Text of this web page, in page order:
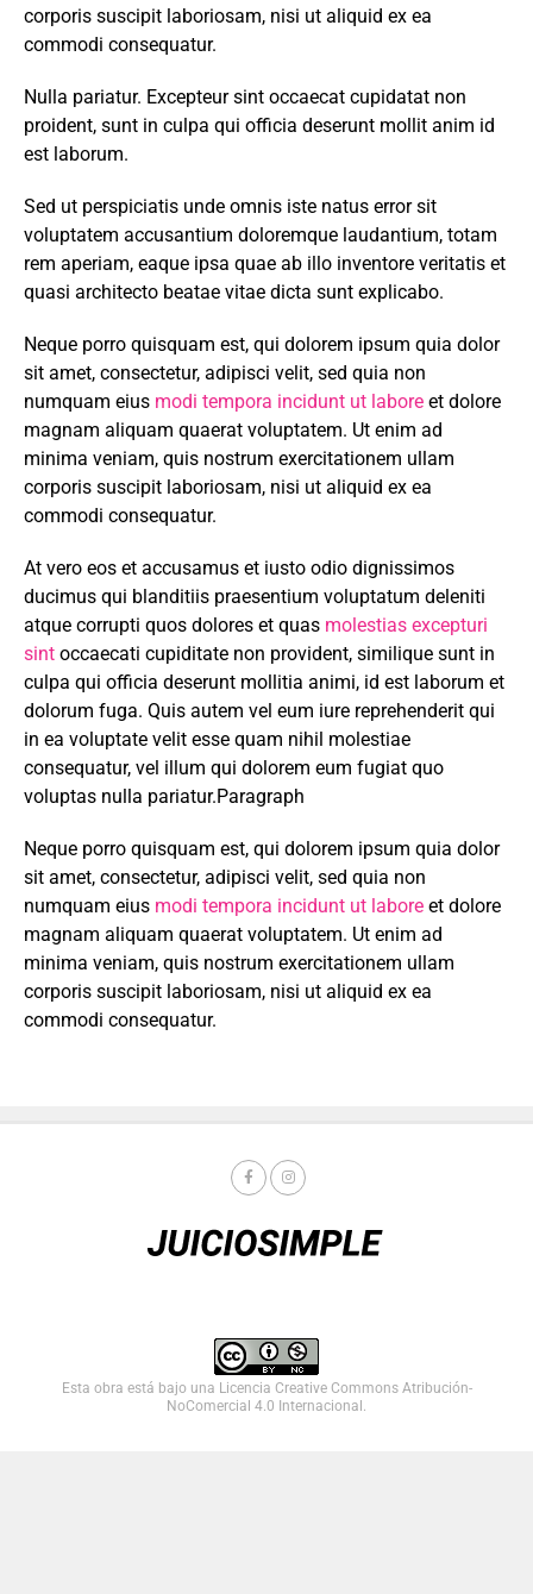
corporis suscipit laboriosam, nisi ut aliquid ex ea
commodi consequatur.
Nulla pariatur. Excepteur sint occaecat cupidatat non
proident, sunt in culpa qui officia deserunt mollit anim id
est laborum.
Sed ut perspiciatis unde omnis iste natus error sit
voluptatem accusantium doloremque laudantium, totam
rem aperiam, eaque ipsa quae ab illo inventore veritatis et
quasi architecto beatae vitae dicta sunt explicabo.
Neque porro quisquam est, qui dolorem ipsum quia dolor
sit amet, consectetur, adipisci velit, sed quia non
numquam eius modi tempora incidunt ut labore et dolore
magnam aliquam quaerat voluptatem. Ut enim ad
minima veniam, quis nostrum exercitationem ullam
corporis suscipit laboriosam, nisi ut aliquid ex ea
commodi consequatur.
At vero eos et accusamus et iusto odio dignissimos
ducimus qui blanditiis praesentium voluptatum deleniti
atque corrupti quos dolores et quas molestias excepturi
sint occaecati cupiditate non provident, similique sunt in
culpa qui officia deserunt mollitia animi, id est laborum et
dolorum fuga. Quis autem vel eum iure reprehenderit qui
in ea voluptate velit esse quam nihil molestiae
consequatur, vel illum qui dolorem eum fugiat quo
voluptas nulla pariatur.Paragraph
Neque porro quisquam est, qui dolorem ipsum quia dolor
sit amet, consectetur, adipisci velit, sed quia non
numquam eius modi tempora incidunt ut labore et dolore
magnam aliquam quaerat voluptatem. Ut enim ad
minima veniam, quis nostrum exercitationem ullam
corporis suscipit laboriosam, nisi ut aliquid ex ea
commodi consequatur.
Esta obra está bajo una Licencia Creative Commons Atribución-
NoComercial 4.0 Internacional .